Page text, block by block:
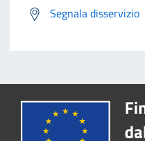
Segnala disservizio